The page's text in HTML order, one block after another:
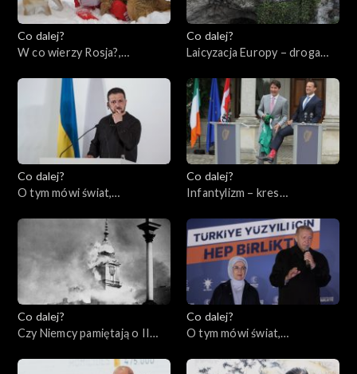
Co dalej?
W co wierzy Rosja?,
Co dalej?
Laicyzacja Europy – droga
Co dalej?
O tym mówi świat,
Co dalej?
Infantylizm – kres
obywatelskiego, 18.05.2023
Co dalej?
Czy Niemcy pamiętają o II
16.05.2023
Co dalej?
O tym mówi świat,